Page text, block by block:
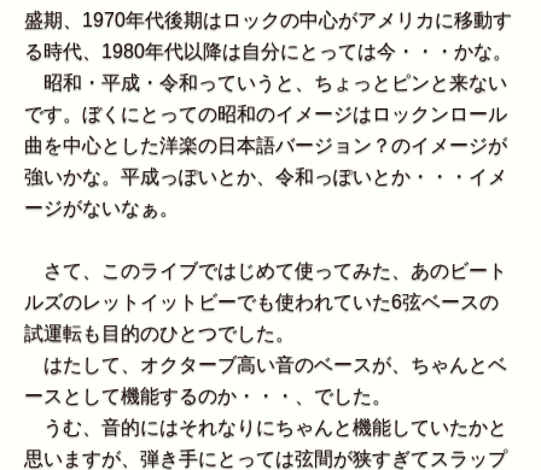
盛期、1970年代後期はロックの中心がアメリカに移動す
る時代、1980年代以降は自分にとっては今・・・かな。
昭和・平成・令和っていうと、ちょっとピンと来ない
です。ぼくにとっての昭和のイメージはロックンロール
曲を中心とした洋楽の日本語バージョン？のイメージが
強いかな。平成っぽいとか、令和っぽいとか・・・イメ
ージがないなぁ。
さて、このライブではじめて使ってみた、あのビート
ルズのレットイットビーでも使われていた6弦ベースの
試運転も目的のひとつでした。
はたして、オクターブ高い音のベースが、ちゃんとベ
ースとして機能するのか・・・、でした。
うむ、音的にはそれなりにちゃんと機能していたかと
思いますが、弾き手にとっては弦間が狭すぎてスラップ